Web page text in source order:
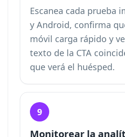
Escanea cada prueba
y Android, confirma
móvil carga rápido y
texto de la CTA
que verá el huésped.
9
Monitorear la